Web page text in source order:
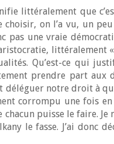
littéralement que
on l’a vu, un
pas une vraie
littéralement
Qu’est-ce qui
prendre part aux
notre droit à
corrompu une fois en
chacun puisse le faire. Je
le fasse. J’ai donc